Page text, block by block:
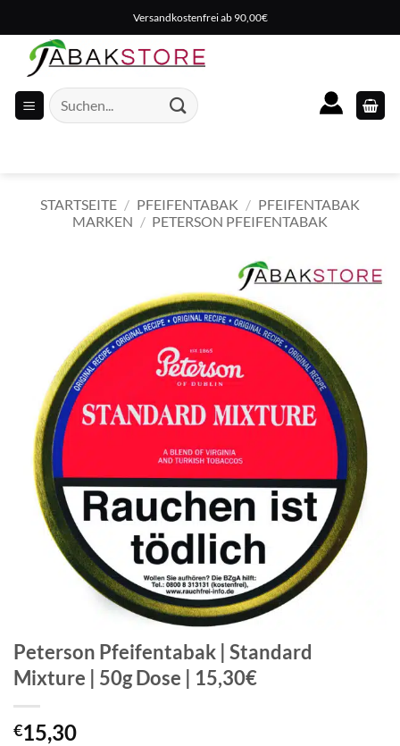
Inhalt
springen
Versandkostenfrei ab 90,00€
Suche
nach:
STARTSEITE / PFEIFENTABAK / PFEIFENTABAK
MARKEN / PETERSON PFEIFENTABAK
Peterson Pfeifentabak | Standard
Mixture | 50g Dose | 15,30€
€15,30